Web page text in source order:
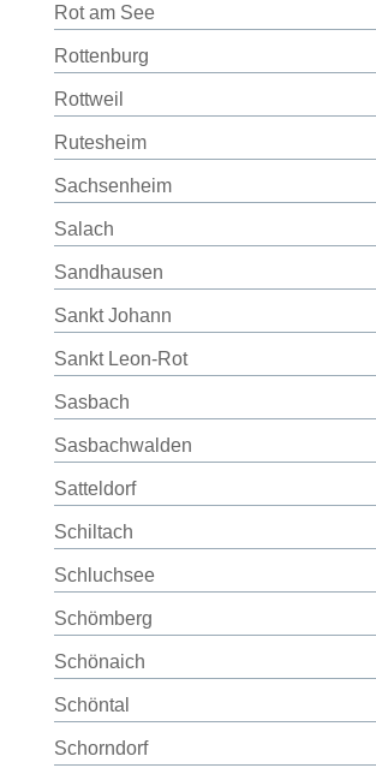
Rot am See
Rottenburg
Rottweil
Rutesheim
Sachsenheim
Salach
Sandhausen
Sankt Johann
Sankt Leon-Rot
Sasbach
Sasbachwalden
Satteldorf
Schiltach
Schluchsee
Schömberg
Schönaich
Schöntal
Schorndorf